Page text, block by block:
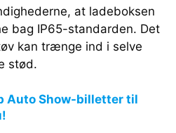
at ladeboksen
bag IP65-standarden. Det
kan trænge ind i selve
stød.
Auto Show-billetter til